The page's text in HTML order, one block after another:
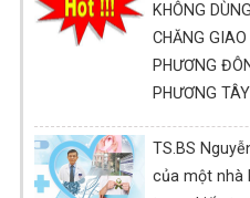
KHÔNG
CHĂNG
PHƯƠNG
PHƯƠNG
TS.BS
của một nhà